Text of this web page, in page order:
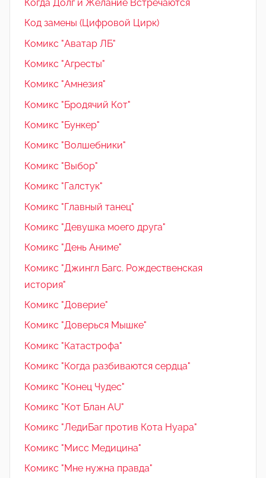
Когда Долг и Желание Встречаются
Код замены (Цифровой Цирк)
Комикс "Аватар ЛБ"
Комикс "Агресты"
Комикс "Амнезия"
Комикс "Бродячий Кот"
Комикс "Бункер"
Комикс "Волшебники"
Комикс "Выбор"
Комикс "Галстук"
Комикс "Главный танец"
Комикс "Девушка моего друга"
Комикс "День Аниме"
Комикс "Джингл Багс. Рождественская
история"
Комикс "Доверие"
Комикс "Доверься Мышке"
Комикс "Катастрофа"
Комикс "Когда разбиваются сердца"
Комикс "Конец Чудес"
Комикс "Кот Блан AU"
Комикс "ЛедиБаг против Кота Нуара"
Комикс "Мисс Медицина"
Комикс "Мне нужна правда"